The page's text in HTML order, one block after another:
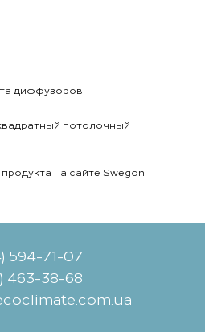
диффузоров
потолочный
на сайте Swegon
594-71-07
463-38-68